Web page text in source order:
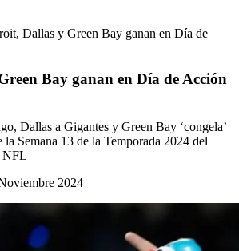
Dallas y Green Bay ganan en Día de
Bay ganan en Día de Acción
Dallas a Gigantes y Green Bay ‘congela’
Semana 13 de la Temporada 2024 del
NFL
2024